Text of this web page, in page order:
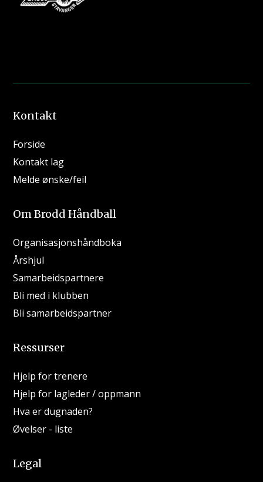
Kontakt
Forside
Kontakt lag
Melde ønske/feil
Om Brodd Håndball
Organisasjonshåndboka
Årshjul
Samarbeidspartnere
Bli med i klubben
Bli samarbeidspartner
Ressurser
Hjelp for trenere
Hjelp for lagleder / oppmann
Hva er dugnaden?
Øvelser - liste
Legal